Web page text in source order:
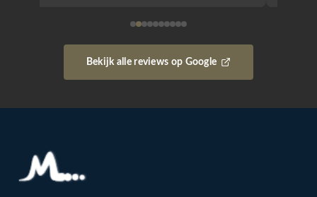
Bekijk alle reviews op Google